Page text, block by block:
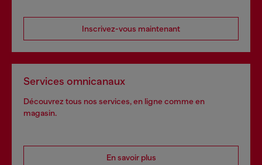
Inscrivez-vous maintenant
Services omnicanaux
Découvrez tous nos services, en ligne comme en
magasin.
En savoir plus